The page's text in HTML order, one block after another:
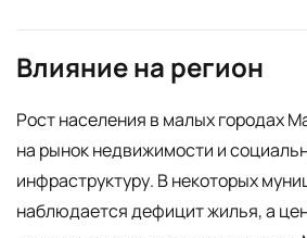
Влияние на регион
Рост населения в малых городах
на рынок недвижимости и
инфраструктуру. В некоторых
наблюдается дефицит жилья, а